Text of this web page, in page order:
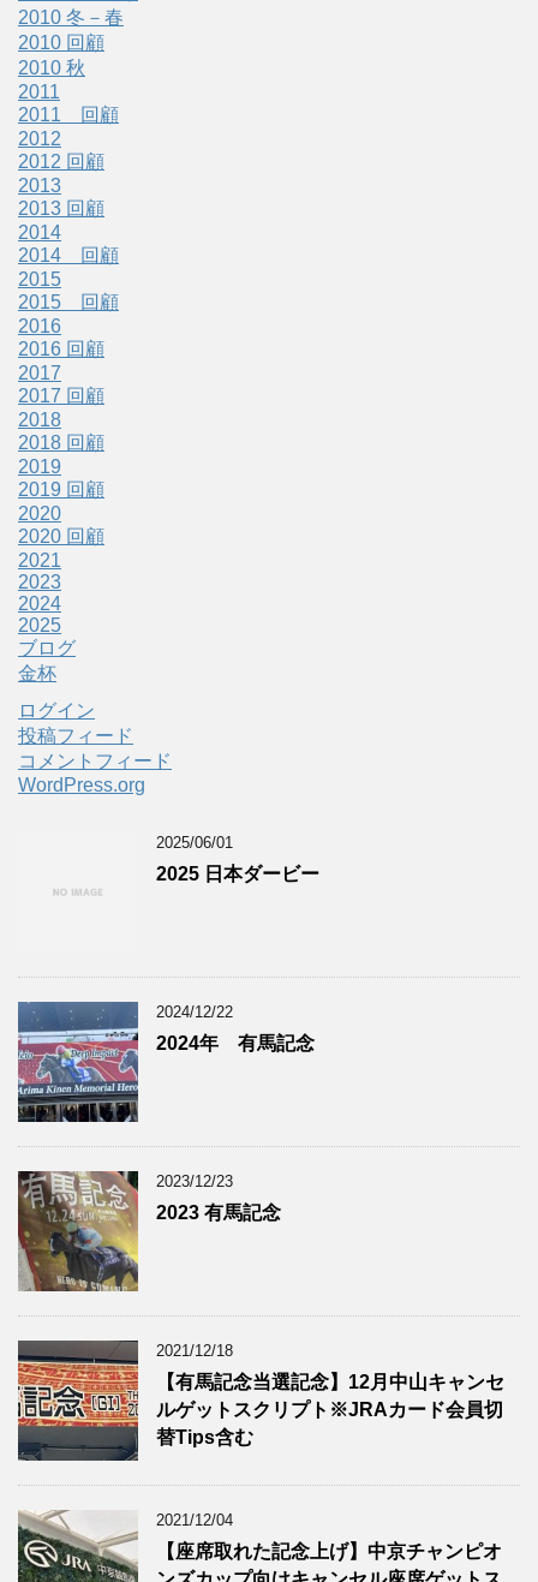
2010 冬－春
2010 回顧
2010 秋
2011
2011 回顧
2012
2012 回顧
2013
2013 回顧
2014
2014 回顧
2015
2015 回顧
2016
2016 回顧
2017
2017 回顧
2018
2018 回顧
2019
2019 回顧
2020
2020 回顧
2021
2023
2024
2025
ブログ
金杯
ログイン
投稿フィード
コメントフィード
WordPress.org
2025/06/01
2025 日本ダービー
2024/12/22
2024年 有馬記念
2023/12/23
2023 有馬記念
2021/12/18
【有馬記念当選記念】12月中山キャンセ
ルゲットスクリプト※JRAカード会員切
替Tips含む
2021/12/04
【座席取れた記念上げ】中京チャンピオ